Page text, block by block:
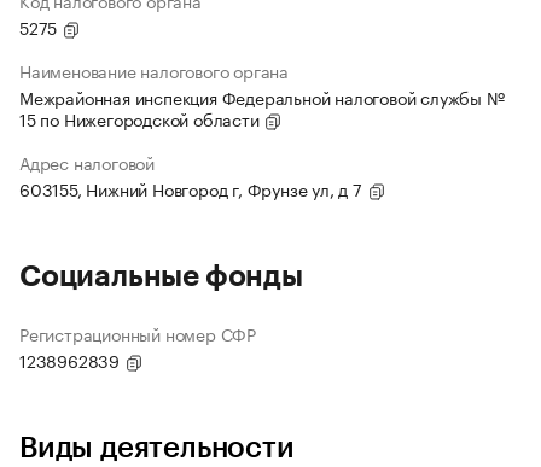
5275
Наименование налогового органа
Межрайонная инспекция Федеральной налоговой службы №
15 по Нижегородской области
Адрес налоговой
603155, Нижний Новгород г, Фрунзе ул, д 7
Социальные фонды
Регистрационный номер СФР
1238962839
Виды деятельности